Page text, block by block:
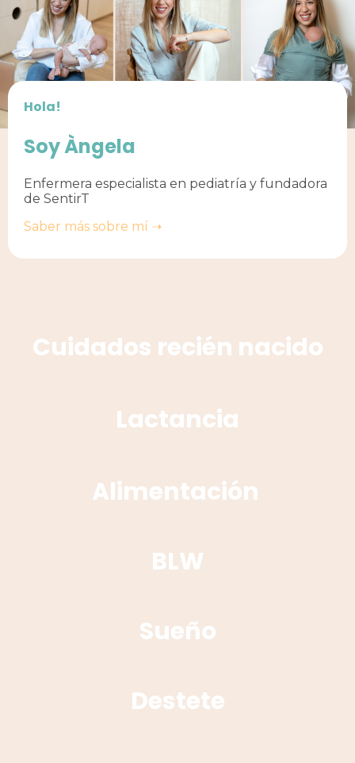
Hola!
Soy Àngela
Enfermera especialista en pediatría y fundadora
de SentirT
Saber más sobre mí ➝
Cuidados recién nacido
Lactancia
Alimentación
BLW
Sueño
Destete